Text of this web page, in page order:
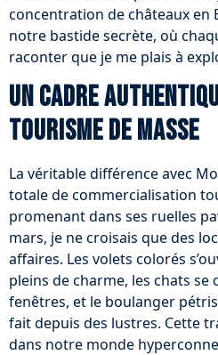
concentration de châteaux en
notre bastide secrète, où
raconter que je me plais à
Un cadre
tourisme de masse
La véritable différence avec
totale de commercialisation
promenant dans ses ruelles
mars, je ne croisais que des
affaires. Les volets colorés
pleins de charme, les chats se
fenêtres, et le boulanger
fait depuis des lustres. Cette
dans notre monde